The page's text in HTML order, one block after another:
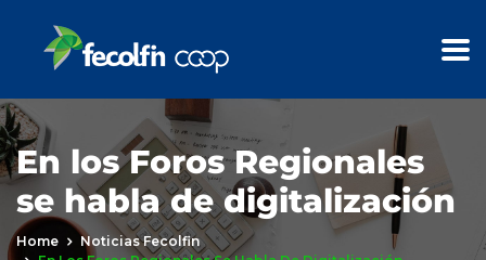
En los Foros Regionales
se habla de digitalización
Home
Noticias Fecolfin